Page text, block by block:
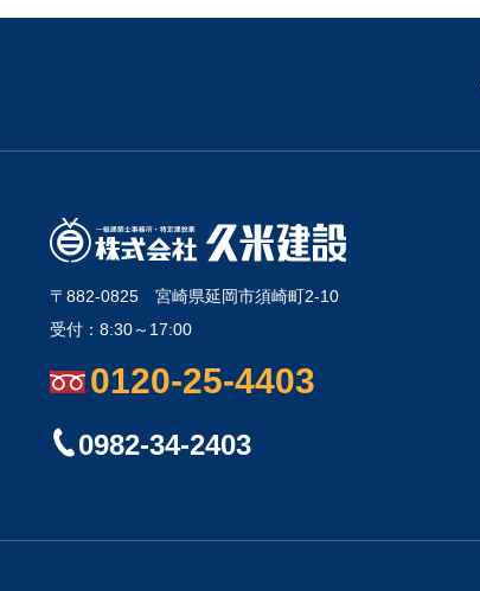
〒882-0825
宮崎県延岡市須崎町2-10
受付：8:30～17:00
0120-25-4403
0982-34-2403